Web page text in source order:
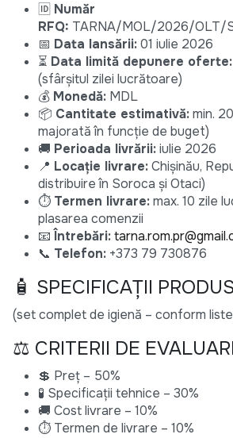
🆔 Număr
RFQ: TARNA/MOL/2026/OLT/
📅 Data lansării:01 iulie 2026
⏳ Data limită depunere oferte:
(sfârșitul zilei lucrătoare)
💰 Monedă: MDL
📦 Cantitate estimativă:min.
majorată în funcție de buget)
🚚 Perioada livrării:iulie 2026
📍 Locație livrare:Chișinău,
distribuire în Soroca și Otaci)
⏱ Termen livrare:max. 10 zile
plasarea comenzii
📧 Întrebări:
📞 Telefon: +373 79 730876
🧴 SPECIFICAȚII
(set complet de igienă – conform
⚖️ CRITERII DE
💲 Preț – 50%
🧪 Specificații tehnice – 30%
🚚 Cost livrare – 10%
⏱ Termen de livrare – 10%